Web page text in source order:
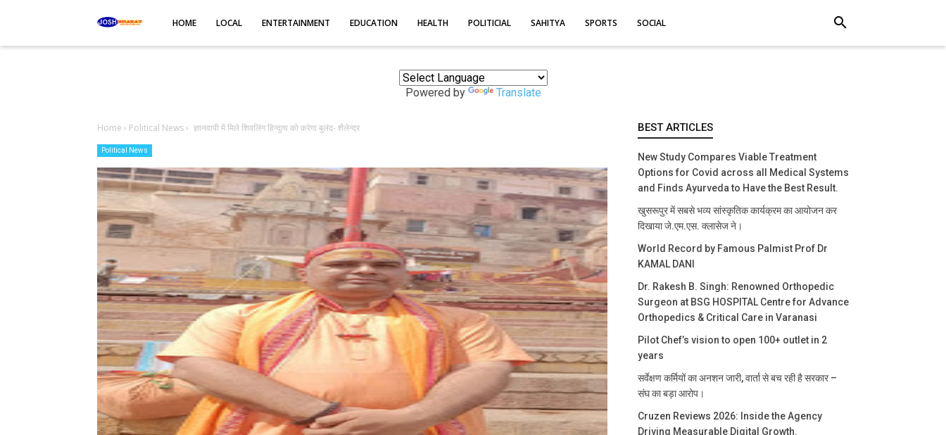
HOME LOCAL ENTERTAINMENT EDUCATION HEALTH POLITICIAL SAHITYA SPORTS SOCIAL search
Powered by Translate
Home › Political News› ज्ञानवापी में मिले शिवलिंग हिन्दुत्व को करेगा बुलंद- शैलेन्द्र
Political News
BEST ARTICLES
New Study Compares Viable Treatment
Options for Covid across all Medical Systems
and Finds Ayurveda to Have the Best Result.
खुसरूपुर में सबसे भव्य सांस्कृतिक कार्यक्रम का आयोजन कर
दिखाया जे.एम.एस. क्लासेज ने।
World Record by Famous Palmist Prof Dr
KAMAL DANI
Dr. Rakesh B. Singh: Renowned Orthopedic
Surgeon at BSG HOSPITAL Centre for Advance
Orthopedics & Critical Care in Varanasi
Pilot Chef’s vision to open 100+ outlet in 2
years
सर्वेक्षण कर्मियों का अनशन जारी, वार्ता से बच रही है सरकार –
संघ का बड़ा आरोप।
Cruzen Reviews 2026: Inside the Agency
Driving Measurable Digital Growth.